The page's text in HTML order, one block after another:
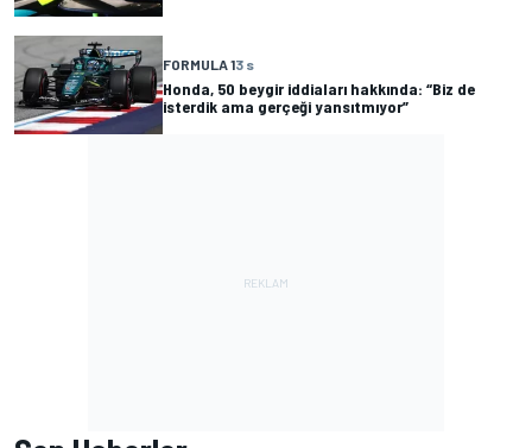
FORMULA 13 s
Honda, 50 beygir iddiaları hakkında: “Biz de
isterdik ama gerçeği yansıtmıyor”